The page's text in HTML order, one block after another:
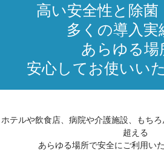
高い安全性と除菌
多くの導入実
あらゆる場
安心してお使いい
ホテルや飲食店、病院や介護施設、もち
超える
あらゆる場所で安全にご利用い